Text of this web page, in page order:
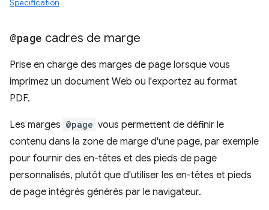
Spécification
@page cadres de marge
Prise en charge des marges de page lorsque vous
imprimez un document Web ou l'exportez au format
PDF.
Les marges @page vous permettent de définir le
contenu dans la zone de marge d'une page, par exemple
pour fournir des en-têtes et des pieds de page
personnalisés, plutôt que d'utiliser les en-têtes et pieds
de page intégrés générés par le navigateur.